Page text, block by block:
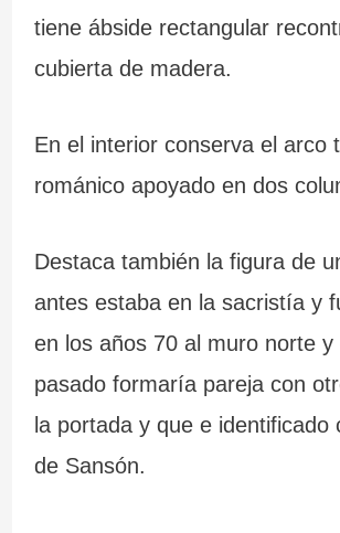
tiene ábside rectangular
cubierta de madera.
En el interior conserva el arco
románico apoyado en dos
Destaca también la figura de
antes estaba en la sacristía y
en los años 70 al muro norte y
pasado formaría pareja con
la portada y que e identificado
de Sansón.